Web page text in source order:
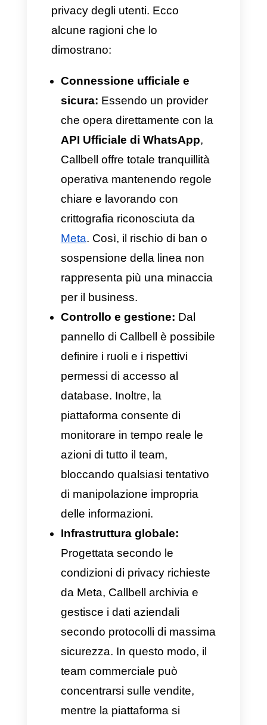
sicurezza, mette a rischio la
stabilità e l’operatività delle
dati e registri importanti dei
clienti vengono esposti,
lasciandoli vulnerabili a fughe
di dati e distribuzione non
autorizzata.
La soluzione:
Per una vera
sicurezza dei dati su
WhatsApp Business
necessario identificare e
l’archiviazione dei dati sia
criptata e supportata da
server ad alta sicurezza.
Callbell, ad esempio, è uno
strumento tecnologico
completo per la
centralizzazione delle
informazionie garantisce la
informazioni, assicurando
che né l’azienda né i suoi
clienti si trovino mai in
situazioni di rischio.
Perché Callbell è la
migliore alternativa per
blindare la sicurezza dei